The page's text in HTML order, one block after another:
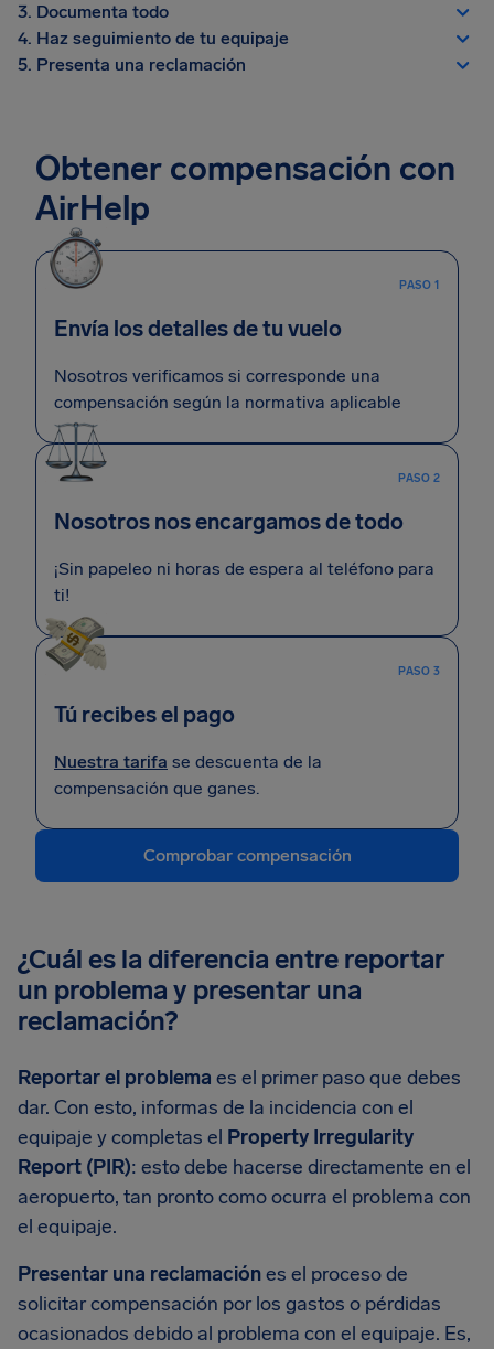
3. Documenta todo
4. Haz seguimiento de tu equipaje
5. Presenta una reclamación
Obtener compensación con
AirHelp
PASO 1
Envía los detalles de tu vuelo
Nosotros verificamos si corresponde una
compensación según la normativa aplicable
PASO 2
Nosotros nos encargamos de todo
¡Sin papeleo ni horas de espera al teléfono para
ti!
PASO 3
Tú recibes el pago
Nuestra tarifa se descuenta de la
compensación que ganes.
Comprobar compensación
¿Cuál es la diferencia entre reportar
un problema y presentar una
reclamación?
Reportar el problema es el primer paso que debes
dar. Con esto, informas de la incidencia con el
equipaje y completas el Property Irregularity
Report (PIR): esto debe hacerse directamente en el
aeropuerto, tan pronto como ocurra el problema con
el equipaje.
Presentar una reclamaciónes el proceso de
solicitar compensación por los gastos o pérdidas
ocasionados debido al problema con el equipaje. Es,